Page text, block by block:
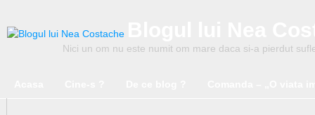
Nici un om nu este numit om mare daca si-a pierdut